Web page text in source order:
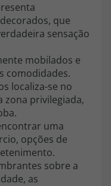
nacional.
preocupação de estar
e total facilidade
seu dispor o nosso call
às 20:00 e Sábado
que
sensação
mobilados e
comodidades.
localiza-se no
zona privilegiada,
uma
opções de
sobre a
as